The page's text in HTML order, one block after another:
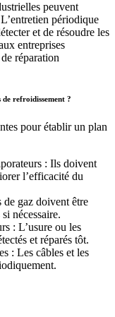
peuvent
périodique
et de résoudre les
entreprises
réparation
de refroidissement ?
pour établir un plan
: Ils doivent
l’efficacité du
gaz doivent être
nécessaire.
: L’usure ou les
et réparés tôt.
: Les câbles et les